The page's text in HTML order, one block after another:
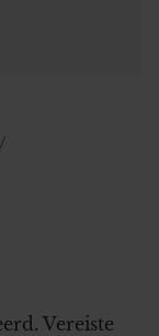
Vereiste